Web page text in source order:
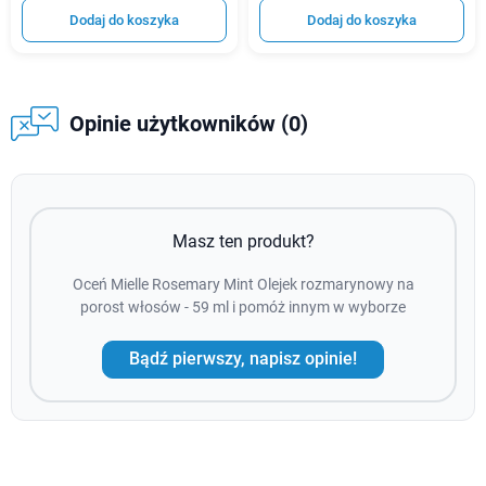
Dodaj do koszyka Dodaj do koszyka
Opinie użytkowników (0)
Masz ten produkt?
Oceń Mielle Rosemary Mint Olejek rozmarynowy na
porost włosów - 59 ml i pomóż innym w wyborze
Bądź pierwszy, napisz opinie!